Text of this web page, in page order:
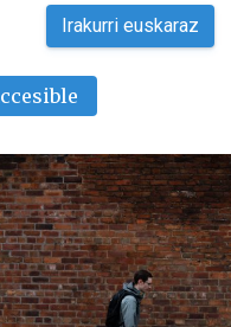
Irakurri euskaraz